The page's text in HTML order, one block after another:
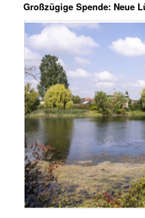
Großzügige Spende: Neue